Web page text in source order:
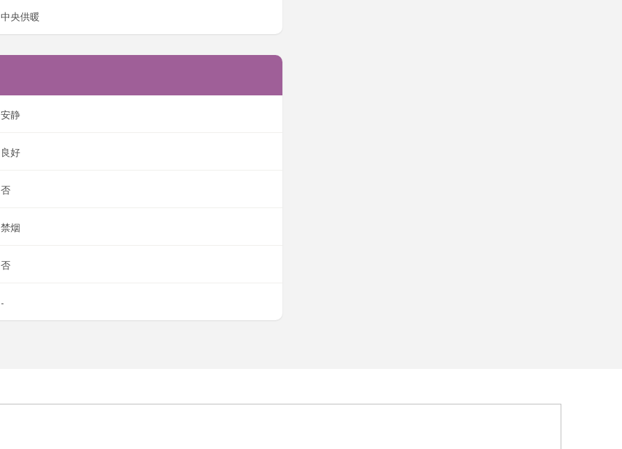
中央供暖
安静
良好
否
禁烟
否
-